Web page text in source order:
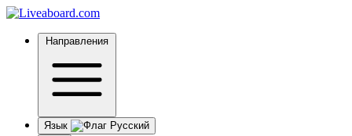
Направления
Язык